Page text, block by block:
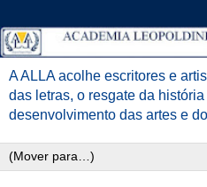
A ALLA acolhe escritores e
das letras, o resgate da
desenvolvimento das artes e